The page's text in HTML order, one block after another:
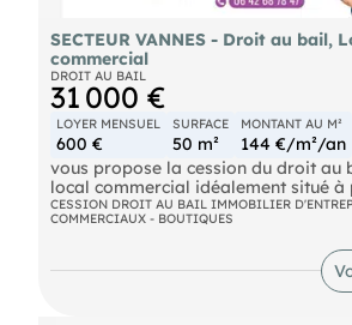
SECTEUR VANNES - Droit au bail,
commercial
DROIT AU BAIL
31 000 €
LOYER MENSUEL
600 €
SURFACE
50 m²
MONTANT AU M²
144 €/m²/an
vous propose la cession du droit au
local commercial idéalement situé
immédiate de Vannes, sur un
bénéficiant d'une excellente visibilité
D'une surface d'environ 50 m², ce
CESSION DROIT AU BAIL IMMOBILIER
COMMERCIAUX - BOUTIQUES